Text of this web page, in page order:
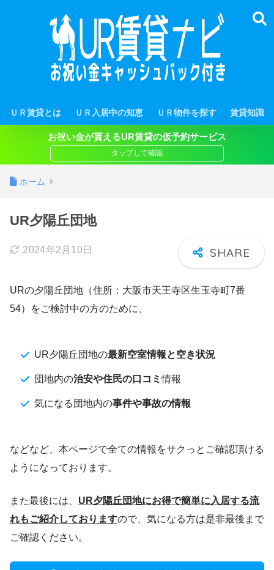
ＵＲ賃貸とは ＵＲ入居中の知恵 ＵＲ物件を探す 賃貸知識
お祝い金が貰えるUR賃貸の仮予約サービス
ホーム
UR夕陽丘団地
2024年2月10日
URの夕陽丘団地（住所：大阪市天王寺区生玉寺町7番
54）をご検討中の方のために、
UR夕陽丘団地の最新空室情報と空き状況
団地内の治安や住民の口コミ情報
気になる団地内の事件や事故の情報
などなど、本ページで全ての情報をサクっとご確認頂ける
ようになっております。
また最後には、 UR夕陽丘団地にお得で簡単に入居する流
れもご紹介しておりますので、気になる方は是非最後まで
ご確認ください。